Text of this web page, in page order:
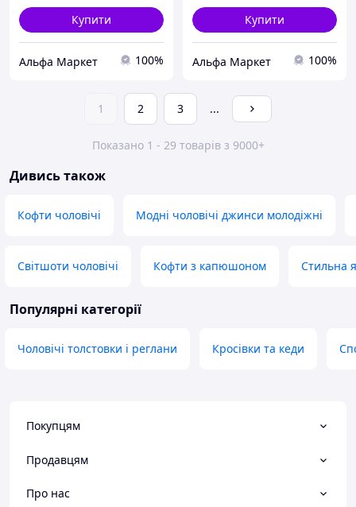
Купити
Альфа Маркет 100%
Купити
Альфа Маркет 100%
1 2 3 ...
Показано 1 - 29 товарів з 9000+
Дивись також
Кофти чоловічі Модні чоловічі джинси молодіжні
Світшоти чоловічі Кофти з капюшоном Стильна
Популярні категорії
Чоловічі толстовки і реглани Кросівки та кеди
Покупцям
Продавцям
Про нас